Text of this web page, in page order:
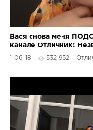
Вася снова меня
канале Отличник!
!
1-06-18 532 952